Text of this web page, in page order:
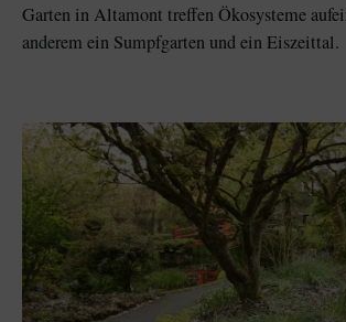
Garten in Altamont treffen Ökosysteme
anderem ein Sumpfgarten und ein Eiszeittal.